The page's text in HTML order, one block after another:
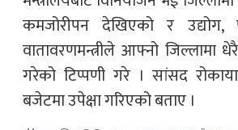
कमजोरीपन देखिएको र
वातावरणमन्त्रीले आफ्नो जिल्लामा
गरेको टिप्पणी गरे । सांसद
बजेटमा उपेक्षा गरिएको बताए ।